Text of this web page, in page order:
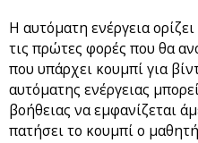
Η αυτόματη ενέργεια
τις πρώτες φορές που θα
που υπάρχει κουμπί για
αυτόματης ενέργειας
βοήθειας να εμφανίζεται
πατήσει το κουμπί ο